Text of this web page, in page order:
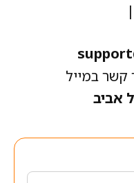
קשר במייל